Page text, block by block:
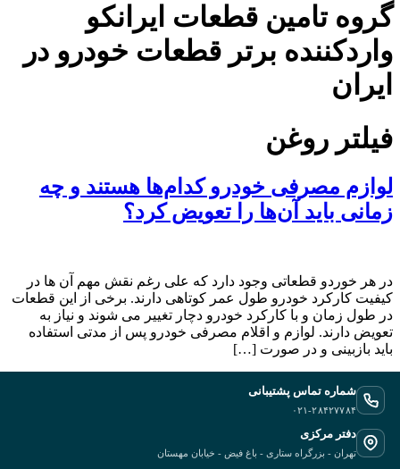
گروه تامین قطعات ایرانکو
واردکننده برتر قطعات خودرو در
ایران
فیلتر روغن
لوازم مصرفی خودرو کدام‌ها هستند و چه
زمانی باید آن‌ها را تعویض کرد؟
‬در هر خوردو قطعاتی وجود دارد که علی رغم نقش مهم آن ها در
کیفیت کارکرد خودرو طول عمر کوتاهی دارند. برخی از این قطعات
در طول زمان و با کارکرد خودرو دچار تغییر می شوند و نیاز به
تعویض دارند. لوازم و اقلام مصرفی خودرو پس از مدتی استفاده
باید بازبینی و در صورت […]
شماره تماس پشتیبانی
۰۲۱-۲۸۴۲۷۷۸۴
دفتر مرکزی
تهران - بزرگراه ستاری - باغ فیض - خیابان مهستان